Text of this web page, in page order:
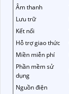
Âm thanh
Lưu trữ
Kết nối
Hỗ trợ giao thức
Miền miễn phí
Phần mềm sử
dụng
Nguồn điện